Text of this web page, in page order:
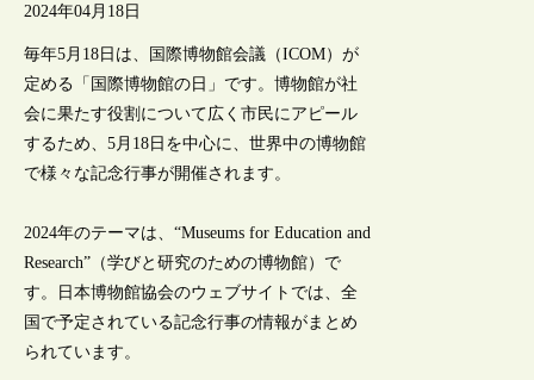
2024年04月18日
毎年5月18日は、国際博物館会議（ICOM）が
定める「国際博物館の日」です。博物館が社
会に果たす役割について広く市民にアピール
するため、5月18日を中心に、世界中の博物館
で様々な記念行事が開催されます。
2024年のテーマは、“Museums for Education and
Research”（学びと研究のための博物館）で
す。日本博物館協会のウェブサイトでは、全
国で予定されている記念行事の情報がまとめ
られています。